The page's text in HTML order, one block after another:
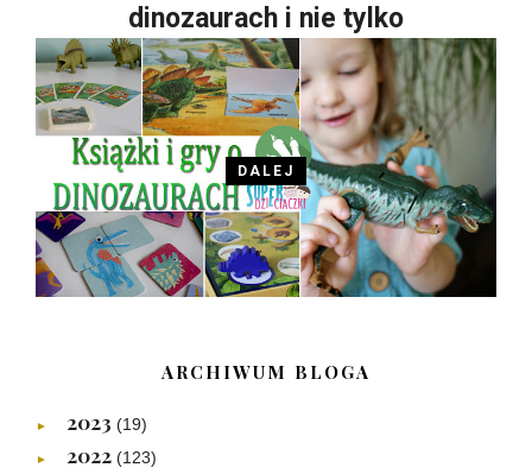
dinozaurach i nie tylko
DALEJ
ARCHIWUM BLOGA
► 2023 (19)
► 2022 (123)